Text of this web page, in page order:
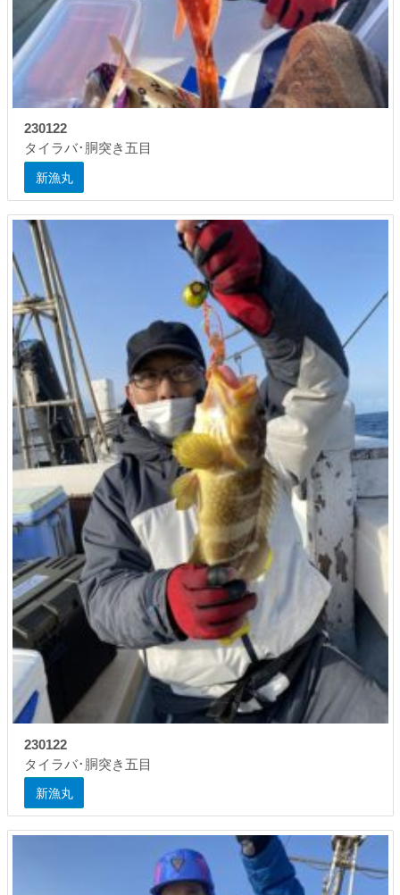
230122
タイラバ･胴突き五目
新漁丸
230122
タイラバ･胴突き五目
新漁丸